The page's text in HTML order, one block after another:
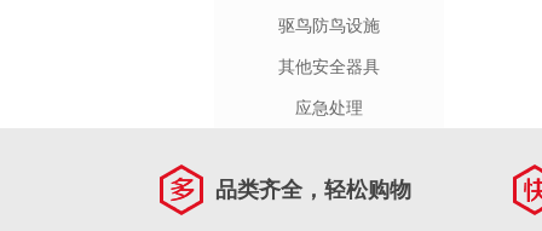
驱鸟防鸟设施
其他安全器具
应急处理
品类齐全，轻松购物